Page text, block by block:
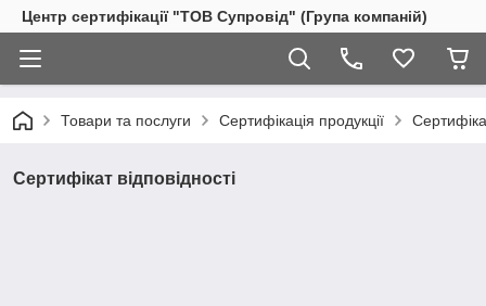
Центр сертифікації "ТОВ Супровід" (Група компаній)
Товари та послуги Сертифікація продукції
Сертифікат відповідності